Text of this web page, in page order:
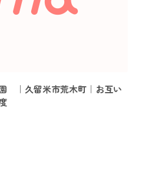
｜久留米市荒木町｜お互い